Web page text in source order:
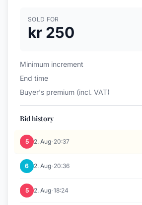
SOLD FOR
kr 250
Minimum increment
End time
Buyer's premium (incl. VAT)
Bid history
5 2. Aug· 20:37
6 2. Aug· 20:36
5 2. Aug·18:24